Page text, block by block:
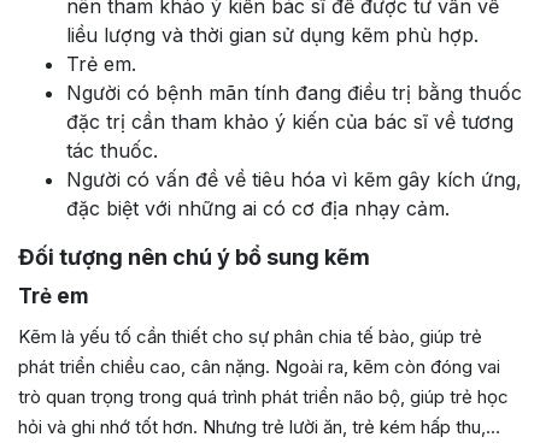
nên tham khảo ý kiến bác sĩ để được tư vấn về
liều lượng và thời gian sử dụng kẽm phù hợp.
Trẻ em.
Người có bệnh mãn tính đang điều trị bằng thuốc
đặc trị cần tham khảo ý kiến của bác sĩ về tương
tác thuốc.
Người có vấn đề về tiêu hóa vì kẽm gây kích ứng,
đặc biệt với những ai có cơ địa nhạy cảm.
Đối tượng nên chú ý bổ sung kẽm
Trẻ em
Kẽm là yếu tố cần thiết cho sự phân chia tế bào, giúp trẻ
phát triển chiều cao, cân nặng. Ngoài ra, kẽm còn đóng vai
trò quan trọng trong quá trình phát triển não bộ, giúp trẻ học
hỏi và ghi nhớ tốt hơn. Nhưng trẻ lười ăn, trẻ kém hấp thu,…